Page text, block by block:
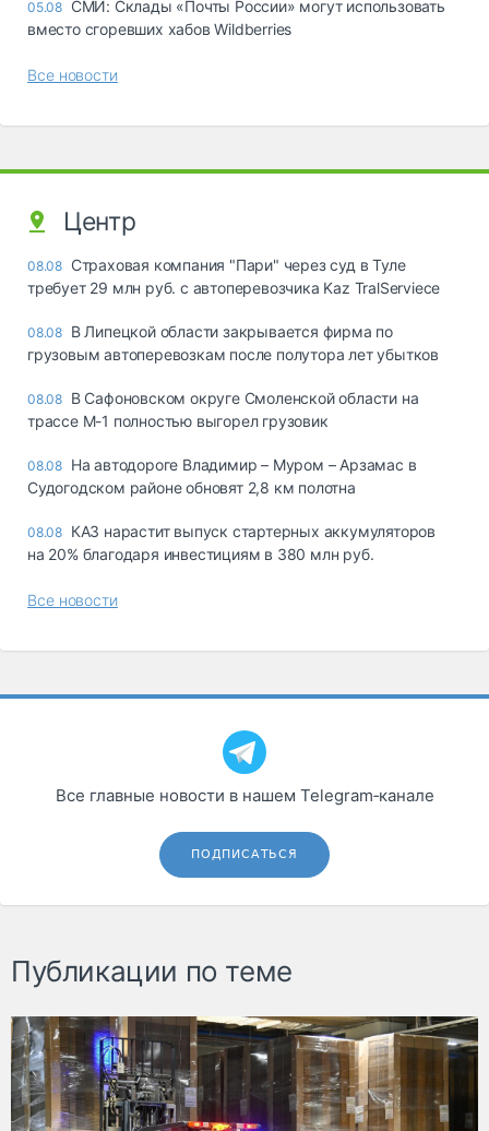
05.08 СМИ: Склады «Почты России» могут использовать
вместо сгоревших хабов Wildberries
Все новости
Центр
08.08 Страховая компания "Пари" через суд в Туле
требует 29 млн руб. с автоперевозчика Kaz TralServiece
08.08 В Липецкой области закрывается фирма по
грузовым автоперевозкам после полутора лет убытков
08.08 В Сафоновском округе Смоленской области на
трассе М-1 полностью выгорел грузовик
08.08 На автодороге Владимир – Муром – Арзамас в
Судогодском районе обновят 2,8 км полотна
08.08 КАЗ нарастит выпуск стартерных аккумуляторов
на 20% благодаря инвестициям в 380 млн руб.
Все новости
Все главные новости в нашем Telegram‑канале
ПОДПИСАТЬСЯ
Публикации по теме